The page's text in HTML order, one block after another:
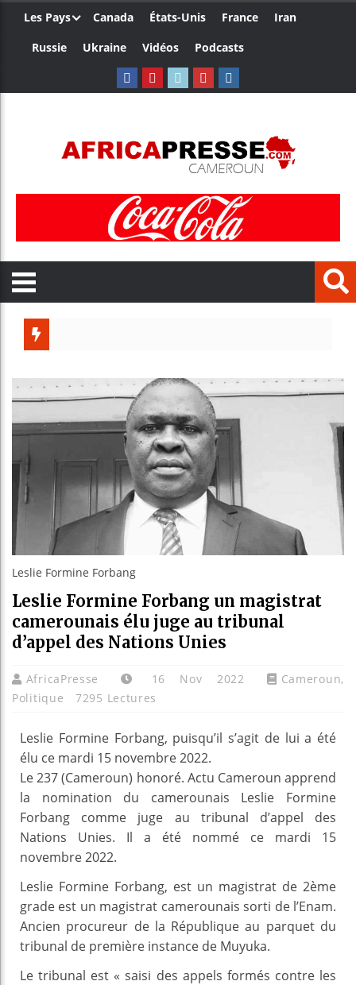
Les Pays Canada États-Unis France
Iran
Russie
Ukraine Vidéos Podcasts
Leslie Formine Forbang
Leslie Formine Forbang un magistrat
camerounais élu juge au tribunal
d’appel des Nations Unies
AfricaPresse 16 Nov 2022 Cameroun,
Politique
7295 Lectures
Leslie Formine Forbang, puisqu’il s’agit de lui a été
élu ce mardi 15 novembre 2022.
Le 237 (Cameroun) honoré. Actu Cameroun apprend
la nomination du camerounais Leslie Formine
Forbang comme juge au tribunal d’appel des
Nations Unies. Il a été nommé ce mardi 15
novembre 2022.
Leslie Formine Forbang, est un magistrat de 2ème
grade est un magistrat camerounais sorti de l’Enam.
Ancien procureur de la République au parquet du
tribunal de première instance de Muyuka.
Le tribunal est « saisi des appels formés contre les